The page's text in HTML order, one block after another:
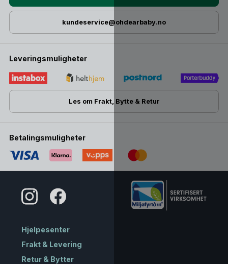
kundeservice@ohdearbaby.no
Leveringsmuligheter
Les om Frakt, Bytte & Retur
Betalingsmuligheter
Hjelpesenter
Frakt & Levering
Retur & Bytter